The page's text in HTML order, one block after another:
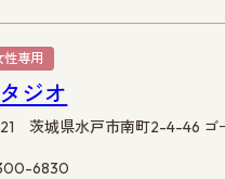
性専用
ジオ
茨城県水戸市南町2-4-46 ゴ
6830